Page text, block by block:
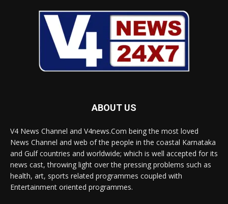
ABOUT US
V4 News Channel and V4news.Com being the most loved
News Channel and web of the people in the coastal Karnataka
and Gulf countries and worldwide; which is well accepted for its
news cast, throwing light over the pressing problems such as
health, art, sports related programmes coupled with
Entertainment oriented programmes.